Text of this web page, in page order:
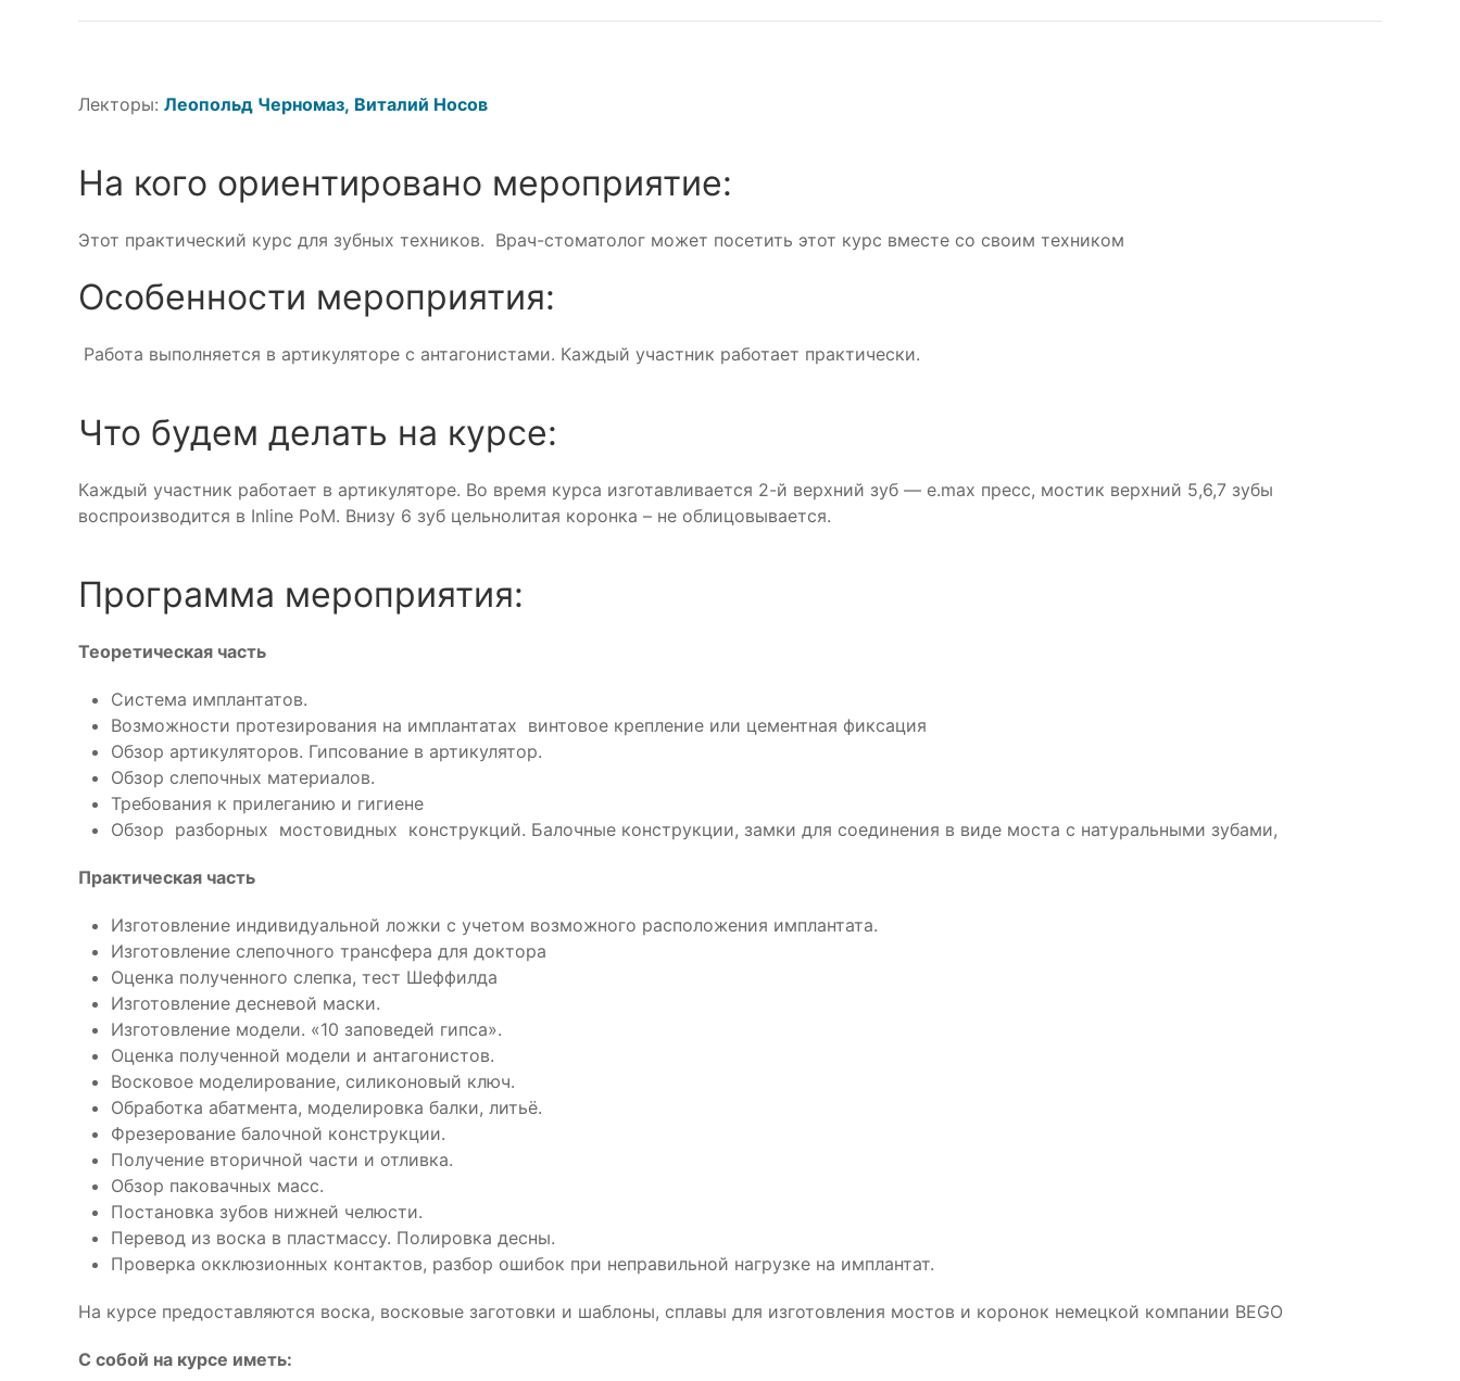
Лекторы: Леопольд Черномаз, Виталий Носов
На кого ориентировано мероприятие:
Этот практический курс для зубных техников. Врач-стоматолог может посетить этот курс вместе со своим техником
Особенности мероприятия:
Работа выполняется в артикуляторе с антагонистами. Каждый участник работает практически.
Что будем делать на курсе:
Каждый участник работает в артикуляторе. Во время курса изготавливается 2-й верхний зуб — e.max пресс, мостик верхний 5,6,7 зубы
воспроизводится в Inline PoM. Внизу 6 зуб цельнолитая коронка – не облицовывается.
Программа мероприятия:
Теоретическая часть
Система имплантатов.
Возможности протезирования на имплантатах винтовое крепление или цементная фиксация
Обзор артикуляторов. Гипсование в артикулятор.
Обзор слепочных материалов.
Требования к прилеганию и гигиене
Обзор разборных мостовидных конструкций. Балочные конструкции, замки для соединения в виде моста с натуральными зубами,
Практическая часть
Изготовление индивидуальной ложки с учетом возможного расположения имплантата.
Изготовление слепочного трансфера для доктора
Оценка полученного слепка, тест Шеффилда
Изготовление десневой маски.
Изготовление модели. «10 заповедей гипса».
Оценка полученной модели и антагонистов.
Восковое моделирование, силиконовый ключ.
Обработка абатмента, моделировка балки, литьё.
Фрезерование балочной конструкции.
Получение вторичной части и отливка.
Обзор паковачных масс.
Постановка зубов нижней челюсти.
Перевод из воска в пластмассу. Полировка десны.
Проверка окклюзионных контактов, разбор ошибок при неправильной нагрузке на имплантат.
На курсе предоставляются воска, восковые заготовки и шаблоны, сплавы для изготовления мостов и коронок немецкой компании BEGO
С собой на курсе иметь: